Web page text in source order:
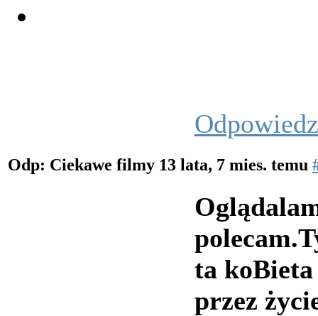
Odpowiedz
Odp: Ciekawe filmy 13 lata, 7 mies. temu
ta koBieta
przez